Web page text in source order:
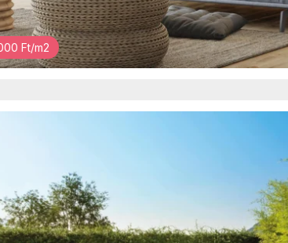
Ft/m2